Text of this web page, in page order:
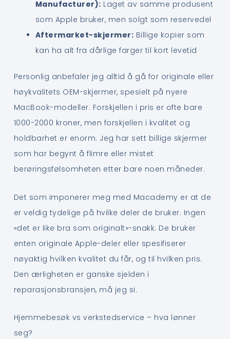
Manufacturer): Laget av samme produsent
som Apple bruker, men solgt som reservedel
Aftermarket-skjermer: Billige kopier som
kan ha alt fra dårlige farger til kort levetid
Personlig anbefaler jeg alltid å gå for originale eller
høykvalitets OEM-skjermer, spesielt på nyere
MacBook-modeller. Forskjellen i pris er ofte bare
1000-2000 kroner, men forskjellen i kvalitet og
holdbarhet er enorm. Jeg har sett billige skjermer
som har begynt å flimre eller mistet
berøringsfølsomheten etter bare noen måneder.
Det som imponerer meg med Macademy er at de
er veldig tydelige på hvilke deler de bruker. Ingen
«det er like bra som originalt»-snakk. De bruker
enten originale Apple-deler eller spesifiserer
nøyaktig hvilken kvalitet du får, og til hvilken pris.
Den ærligheten er ganske sjelden i
reparasjonsbransjen, må jeg si.
Hjemmebesøk vs verkstedservice – hva lønner
seg?